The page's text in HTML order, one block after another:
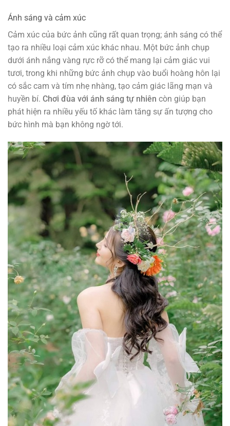
Ánh sáng và cảm xúc
Cảm xúc của bức ảnh cũng rất quan trọng; ánh sáng có thể
tạo ra nhiều loại cảm xúc khác nhau. Một bức ảnh chụp
dưới ánh nắng vàng rực rỡ có thể mang lại cảm giác vui
tươi, trong khi những bức ảnh chụp vào buổi hoàng hôn lại
có sắc cam và tím nhẹ nhàng, tạo cảm giác lãng mạn và
huyền bí. Chơi đùa với ánh sáng tự nhiên còn giúp bạn
phát hiện ra nhiều yếu tố khác làm tăng sự ấn tượng cho
bức hình mà bạn không ngờ tới.